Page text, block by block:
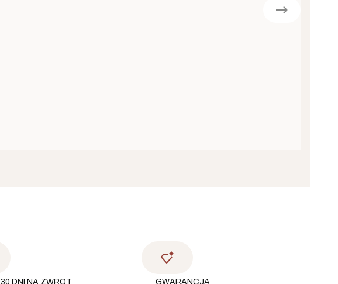
30 DNI NA ZWROT
GWARANCJA